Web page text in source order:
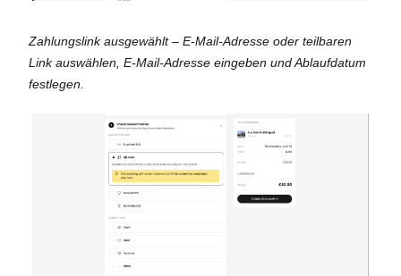
Zahlungslink ausgewählt – E-Mail-Adresse oder teilbaren
Link auswählen, E-Mail-Adresse eingeben und Ablaufdatum
festlegen.